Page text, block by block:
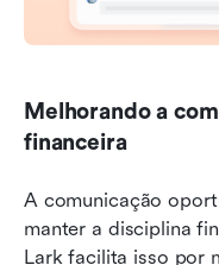
Melhorando a
financeira
A comunicação
manter a disciplina
Lark facilita isso por